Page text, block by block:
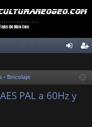
ist
- Bricolaje
PAL a 60Hz y